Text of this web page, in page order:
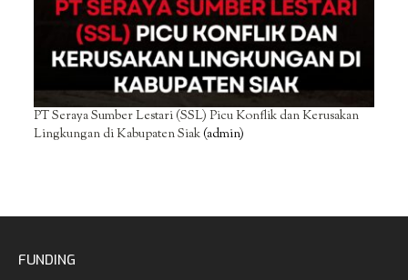
PT Seraya Sumber Lestari (SSL) Picu Konflik dan Kerusakan
Lingkungan di Kabupaten Siak(admin)
FUNDING